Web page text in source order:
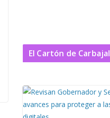
El Cartón de Carbajal